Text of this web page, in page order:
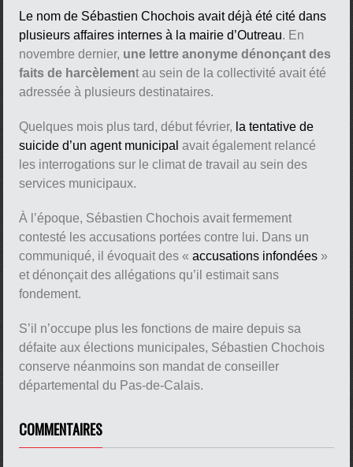
Le nom de Sébastien Chochois avait déjà été cité dans
plusieurs affaires internes à la mairie d’Outreau. En
novembre dernier, une lettre anonyme dénonçant des
faits de harcèlement au sein de la collectivité avait été
adressée à plusieurs destinataires.
Quelques mois plus tard, début février, la tentative de
suicide d’un agent municipal avait également relancé
les interrogations sur le climat de travail au sein des
services municipaux.
À l’époque, Sébastien Chochois avait fermement
contesté les accusations portées contre lui. Dans un
communiqué, il évoquait des «accusations infondées »
et dénonçait des allégations qu’il estimait sans
fondement.
S’il n’occupe plus les fonctions de maire depuis sa
défaite aux élections municipales, Sébastien Chochois
conserve néanmoins son mandat de conseiller
départemental du Pas-de-Calais.
COMMENTAIRES